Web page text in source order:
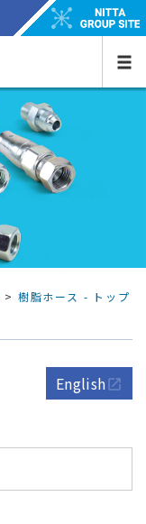
> 樹脂ホース - トップ
Englishopen_in_new